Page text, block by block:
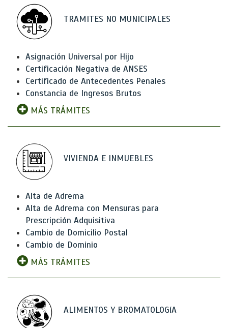
TRAMITES NO MUNICIPALES
Asignación Universal por Hijo
Certificación Negativa de ANSES
Certificado de Antecedentes Penales
Constancia de Ingresos Brutos
MÁS TRÁMITES
VIVIENDA E INMUEBLES
Alta de Adrema
Alta de Adrema con Mensuras para
Prescripción Adquisitiva
Cambio de Domicilio Postal
Cambio de Dominio
MÁS TRÁMITES
ALIMENTOS Y BROMATOLOGíA